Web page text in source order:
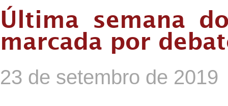
Última semana
marcada por
23 de setembro de 2019